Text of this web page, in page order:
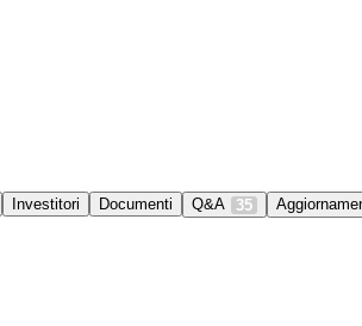
Investitori Documenti Q&A 35